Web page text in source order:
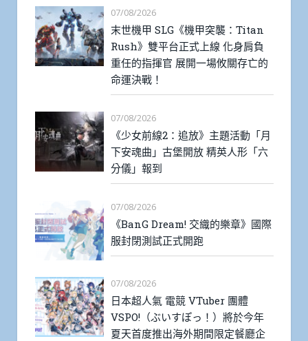
07/08/2026
末世機甲 SLG《機甲突襲：Titan
Rush》雙平台正式上線 化身肩負
重任的指揮官 展開一場攸關存亡的
命運決戰！
07/08/2026
《少女前線2：追放》主題活動「月
下安魂曲」古堡開放 精英人形「六
分儀」報到
07/08/2026
《BanG Dream! 交織的樂章》國際
服封閉測試正式開跑
07/08/2026
日本超人氣 電競 VTuber 團體
VSPO!（ぶいすぽっ！）將於今年
夏天首度推出海外期間限定餐廳企